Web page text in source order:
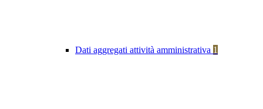
Dati aggregati attività amministrativa 1